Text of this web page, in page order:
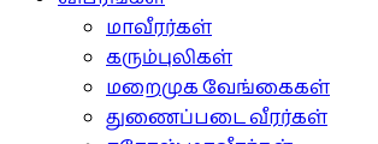
மாவீரர்கள்
கரும்புலிகள்
மறைமுக வேங்கைகள்
துணைப்படை வீரர்கள்